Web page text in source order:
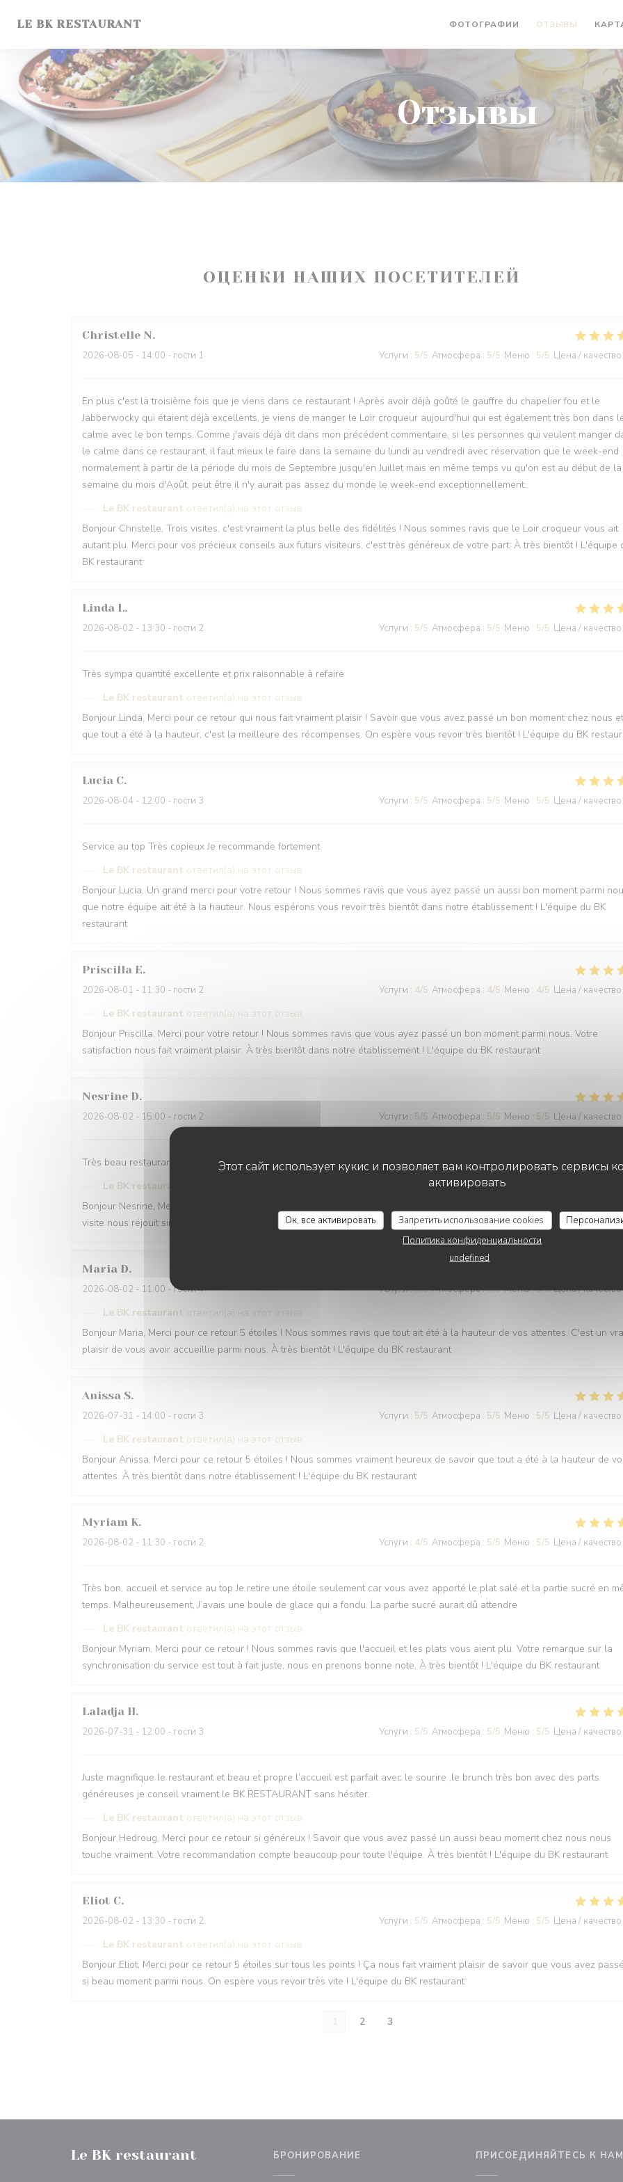
Этот сайт использует кукис и позволяет вам контролировать сервисы
активировать
Ок, все активировать Запретить использование cookies
Политика конфиденциальности
undefined
LE BK RESTAURANT ФОТОГРАФИИ ОТЗЫВЫ
Отзывы
ОЦЕНКИ НАШИХ ПОСЕТИТЕЛЕЙ
Christelle N
2026-08-05 - 14:00 - гости 1 Услуги : 5/5 Атмосфера : 5/5 Меню : 5/5 Цена / качество
En plus c'est la troisième fois que je viens dans ce restaurant ! Après avoir déjà goûté le gauffre du chapelier fou et le
Jabberwocky qui étaient déjà excellents, je viens de manger le Loir croqueur aujourd'hui qui est également très bon dans
calme avec le bon temps. Comme j'avais déjà dit dans mon précédent commentaire, si les personnes qui veulent manger
le calme dans ce restaurant, il faut mieux le faire dans la semaine du lundi au vendredi avec réservation que le week-end
normalement à partir de la période du mois de Septembre jusqu'en Juillet mais en même temps vu qu'on est au début de la
semaine du mois d'Août, peut être il n'y aurait pas assez du monde le week-end exceptionnellement.
Le BK restaurant ответил(а) на этот отзыв
Bonjour Christelle, Trois visites, c'est vraiment la plus belle des fidélités ! Nous sommes ravis que le Loir croqueur vous ait
autant plu. Merci pour vos précieux conseils aux futurs visiteurs, c'est très généreux de votre part. À très bientôt ! L'équipe
BK restaurant
Linda L
2026-08-02 - 13:30 - гости 2 Услуги : 5/5 Атмосфера : 5/5 Меню : 5/5 Цена / качество
Très sympa quantité excellente et prix raisonnable à refaire
Le BK restaurant ответил(а) на этот отзыв
Bonjour Linda, Merci pour ce retour qui nous fait vraiment plaisir ! Savoir que vous avez passé un bon moment chez nous et
que tout a été à la hauteur, c'est la meilleure des récompenses. On espère vous revoir très bientôt ! L'équipe du BK
Lucia C
2026-08-04 - 12:00 - гости 3 Услуги : 5/5 Атмосфера : 5/5 Меню : 5/5 Цена / качество
Service au top Très copieux Je recommande fortement
Le BK restaurant ответил(а) на этот отзыв
Bonjour Lucia, Un grand merci pour votre retour ! Nous sommes ravis que vous ayez passé un aussi bon moment parmi
que notre équipe ait été à la hauteur. Nous espérons vous revoir très bientôt dans notre établissement ! L'équipe du BK
restaurant
Priscilla E
2026-08-01 - 11:30 - гости 2 Услуги : 4/5 Атмосфера : 4/5 Меню : 4/5 Цена / качество
Le BK restaurant ответил(а) на этот отзыв
Bonjour Priscilla, Merci pour votre retour ! Nous sommes ravis que vous ayez passé un bon moment parmi nous. Votre
satisfaction nous fait vraiment plaisir. À très bientôt dans notre établissement ! L'équipe du BK restaurant
Nesrine D
2026-08-02 - 15:00 - гости 2 Услуги : 5/5 Атмосфера : 5/5 Меню : 5/5 Цена / качество
Très beau restaurant avec une ambiance féerique et une très bonne bouffe
Le BK restaurant
Bonjour Nesrine, Merci pour ce retour qui nous fait vraiment plaisir ! Savoir que vous avez apprécié chaque aspect de votre
visite nous réjouit sincèrement. Nous espérons vous revoir très bientôt ! L'équipe du BK restaurant
Maria D
2026-08-02 - 11:00 - гости 4 Услуги:5/5 Атмосфера:5/5 Меню:5/5 Цена / качество
Le BK restaurant ответил(а) на этот отзыв
Bonjour Maria, Merci pour ce retour 5 étoiles ! Nous sommes ravis que tout ait été à la hauteur de vos attentes. C'est un
plaisir de vous avoir accueillie parmi nous. À très bientôt ! L'équipe du BK restaurant
Anissa S
2026-07-31 - 14:00 - гости 3 Услуги : 5/5 Атмосфера : 5/5 Меню : 5/5 Цена / качество
Le BK restaurant ответил(а) на этот отзыв
Bonjour Anissa, Merci pour ce retour 5 étoiles ! Nous sommes vraiment heureux de savoir que tout a été à la hauteur de
attentes. À très bientôt dans notre établissement ! L'équipe du BK restaurant
Myriam K
2026-08-02 - 11:30 - гости 2 Услуги : 4/5 Атмосфера : 5/5 Меню : 5/5 Цена / качество
Très bon, accueil et service au top Je retire une étoile seulement car vous avez apporté le plat salé et la partie sucré en
temps. Malheureusement, J’avais une boule de glace qui a fondu. La partie sucré aurait dû attendre
Le BK restaurant ответил(а) на этот отзыв
Bonjour Myriam, Merci pour ce retour ! Nous sommes ravis que l'accueil et les plats vous aient plu. Votre remarque sur la
synchronisation du service est tout à fait juste, nous en prenons bonne note. À très bientôt ! L'équipe du BK restaurant
Laladja H
2026-07-31 - 12:00 - гости 3 Услуги : 5/5 Атмосфера : 5/5 Меню : 5/5 Цена / качество
Juste magnifique le restaurant et beau et propre l’accueil est parfait avec le sourire ,le brunch très bon avec des parts
généreuses je conseil vraiment le BK RESTAURANT sans hésiter.
Le BK restaurant ответил(а) на этот отзыв
Bonjour Hedroug, Merci pour ce retour si généreux ! Savoir que vous avez passé un aussi beau moment chez nous nous
touche vraiment. Votre recommandation compte beaucoup pour toute l'équipe. À très bientôt ! L'équipe du BK restaurant
Eliot C
2026-08-02 - 13:30 - гости 2 Услуги : 5/5 Атмосфера : 5/5 Меню : 5/5 Цена / качество
Le BK restaurant ответил(а) на этот отзыв
Bonjour Eliot, Merci pour ce retour 5 étoiles sur tous les points ! Ça nous fait vraiment plaisir de savoir que vous avez
si beau moment parmi nous. On espère vous revoir très vite ! L'équipe du BK restaurant
1 2 3
Le BK restaurant БРОНИРОВАНИЕ ПРИСОЕДИНЯЙТЕСЬ К НАМ
LE BK RESTAURANT